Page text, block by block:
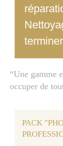
“Une gamme
occuper de
PACK